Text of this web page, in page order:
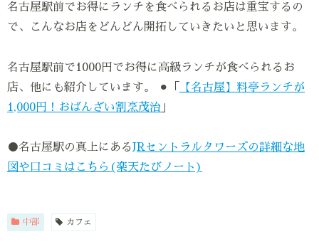
名古屋駅前でお得にランチを食べられるお店は重宝するの
で、こんなお店をどんどん開拓していきたいと思います。
名古屋駅前で1000円でお得に高級ランチが食べられるお
店、他にも紹介しています。
⚫︎「
【名古屋】料亭ランチが
1,000円！おばんざい割烹茂治 」
●名古屋駅の真上にある JRセントラルタワーズの詳細な地
図や口コミはこちら(楽天たびノート)
中部 カフェ